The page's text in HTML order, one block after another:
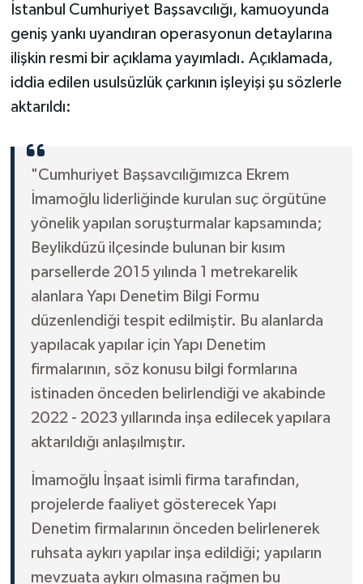
İstanbul Cumhuriyet Başsavcılığı, kamuoyunda
geniş yankı uyandıran operasyonun detaylarına
ilişkin resmi bir açıklama yayımladı. Açıklamada,
iddia edilen usulsüzlük çarkının işleyişi şu sözlerle
aktarıldı:
"Cumhuriyet Başsavcılığımızca Ekrem
İmamoğlu liderliğinde kurulan suç örgütüne
yönelik yapılan soruşturmalar kapsamında;
Beylikdüzü ilçesinde bulunan bir kısım
parsellerde 2015 yılında 1 metrekarelik
alanlara Yapı Denetim Bilgi Formu
düzenlendiği tespit edilmiştir. Bu alanlarda
yapılacak yapılar için Yapı Denetim
firmalarının, söz konusu bilgi formlarına
istinaden önceden belirlendiği ve akabinde
2022 - 2023 yıllarında inşa edilecek yapılara
aktarıldığı anlaşılmıştır.
İmamoğlu İnşaat isimli firma tarafından,
projelerde faaliyet gösterecek Yapı
Denetim firmalarının önceden belirlenerek
ruhsata aykırı yapılar inşa edildiği; yapıların
mevzuata aykırı olmasına rağmen bu